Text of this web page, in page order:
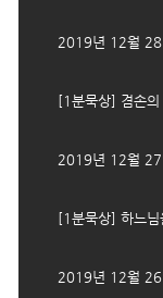
2019년 12월 28
[1분묵상] 겸손의
2019년 12월 27
[1분묵상] 하느님
2019년 12월 26